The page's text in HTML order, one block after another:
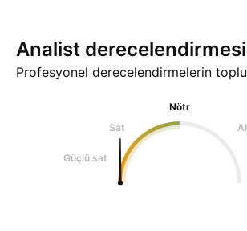
Analist derecelendirmesi
Profesyonel derecelendirmelerin toplu
Nötr
Sat
Al
Güçlü sat